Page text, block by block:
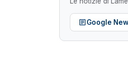
Google